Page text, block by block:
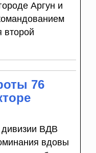
Аргун и
второй
76
ВДВ
вдовы